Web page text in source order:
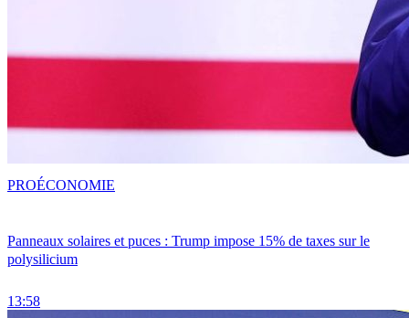
Panneaux solaires et puces : Trump impose 15% de taxes sur le
polysilicium
13:58
PROÉCONOMIE